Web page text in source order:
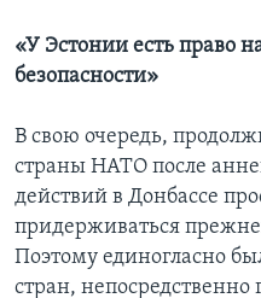
«У Эстонии есть право
безопасности»
В свою очередь,
страны НАТО после
действий в Донбассе
придерживаться
Поэтому единогласно
стран,